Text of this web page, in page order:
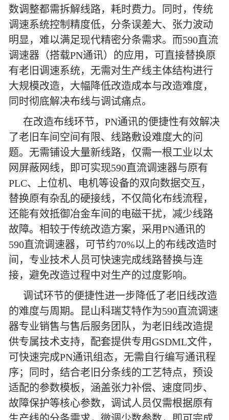
数调整都需拆解线路，耗时费力。同时，传统
调速系统控制精度低，分条误差大、张力波动
明显，难以满足现代精密分条需求。而590直流
调速器（搭载PN通讯）的应用，可直接替换原
有老旧调速系统，无需对生产线主体结构进行
大规模改造，大幅降低改造成本与改造难度，
同时彻底解决布线与调试痛点。
在改造布线环节，PN通讯的便捷性有效解决
了老旧车间空间有限、线路敷设难度大的问
题。无需铺设大量新线路，仅需一根工业以太
网屏蔽网线，即可实现590直流调速器与原有
PLC、上位机、电机等设备的双向数据交互，
替换原有杂乱的硬接线，不仅简化布线流程，
还能有效抵御冶金车间的电磁干扰，减少线路
故障。相较于传统改造方案，采用PN通讯的
590直流调速器，可节约70%以上的布线改造时
间，专业技术人员可快速完成线路替换与连
接，避免改造过程中对生产的过度影响。
调试环节的便捷性进一步降低了老旧线改造
的难度与周期。昆山科瑞艾特作为590直流调速
器专业销售与售后服务团队，为老旧线改造提
供专属技术支持，配套提供专用GSDML文件，
可快速完成PN通讯组态，无需自行编写通讯程
序；同时，结合老旧分条线的工艺特点，预设
适配的参数模板，涵盖张力补偿、速度同步、
故障保护等核心参数，调试人员仅需根据原有